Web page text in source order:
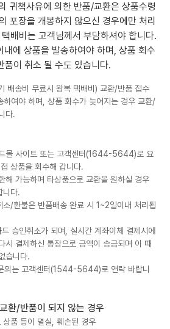
귀책사유에 의한 반품/교환은 상품수령
포장을 개봉하지 않으신 경우에만 처리
배비는 고객님께서 부담하셔야 합니다.
에 상품을 발송하여야 하며, 상품 회수
품이 취소 될 수도 있습니다.
배송비 무료시 왕복 택배비) 교환/반품 접수
여야 하며, 상품 회수가 늦어지는 경우 교환/
다.
몰 사이트 또는 고객센터(1644-5644)로 요
상품을 회수해 갑니다.
해 가능하며 타상품으로 교환을 원하실 경우
니다.
소/환불은 반품배송 완료 시 1~2일이내 처리됩
승인취소가 되며, 실시간 계좌이체 결제시에
시 결제하신 통장으로 금액이 송금되며 이 때
습니다.
의는 고객센터(1544-5644)로 연락 바랍니
환/반품이 되지 않는 경우
상품 등이 멸실, 훼손된 경우